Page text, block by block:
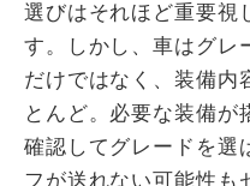
選びはそれほど重要視
す。しかし、車はグレ
だけではなく、装備内
とんど。必要な装備が
確認してグレードを選
フが送れない可能性も